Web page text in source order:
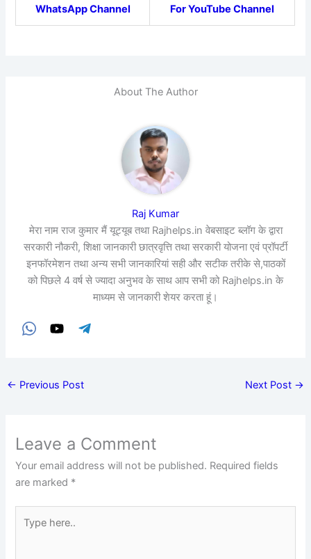
WhatsApp Channel For YouTube Channel
About The Author
Raj Kumar
मेरा नाम राज कुमार मैं यूट्यूब तथा Rajhelps.in वेबसाइट ब्लॉग के द्वारा
सरकारी नौकरी, शिक्षा जानकारी छात्रवृत्ति तथा सरकारी योजना एवं प्रॉपर्टी
इनफॉरमेशन तथा अन्य सभी जानकारियां सही और सटीक तरीके से,पाठकों
को पिछले 4 वर्ष से ज्यादा अनुभव के साथ आप सभी को Rajhelps.in के
माध्यम से जानकारी शेयर करता हूं।
← Previous Post Next Post →
Leave a Comment
Your email address will not be published. Required fields
are marked *
here..